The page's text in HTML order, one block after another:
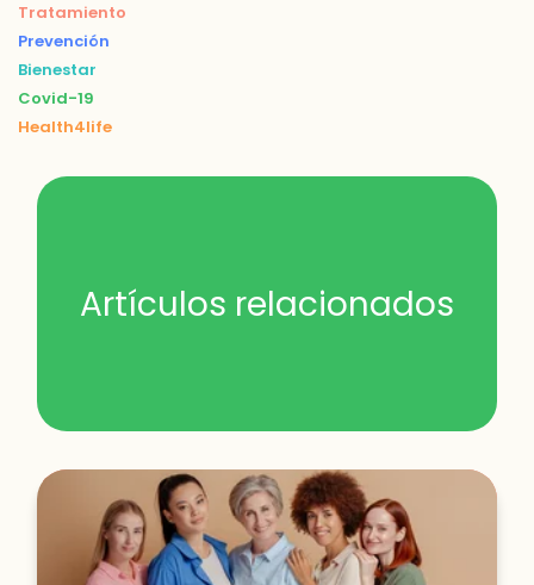
Tratamiento
Prevención
Bienestar
Covid-19
Health4life
Artículos relacionados